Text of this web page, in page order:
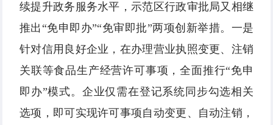
续提升政务服务水平，示范区行政审批局又相继
推出“免申即办”“免审即批”两项创新举措。一是
针对信用良好企业，在办理营业执照变更、注销
关联等食品生产经营许可事项，全面推行“免申
即办”模式。企业仅需在登记系统同步勾选相关
选项，即可实现许可事项自动变更、自动注销，